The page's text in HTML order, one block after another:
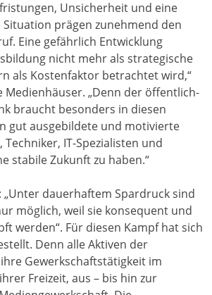
Unsicherheit und eine
prägen zunehmend den
Eine gefährlich Entwicklung
nicht mehr als strategische
als Kostenfaktor betrachtet wird,“
Medienhäuser. „Denn der öffentlich-
braucht besonders in diesen
gut ausgebildete und motivierte
Techniker, IT-Spezialisten und
stabile Zukunft zu haben.“
„Unter dauerhaftem Spardruck sind
möglich, weil sie konsequent und
werden“. Für diesen Kampf hat sich
Denn alle Aktiven der
Gewerkschaftstätigkeit im
Freizeit, aus – bis hin zur